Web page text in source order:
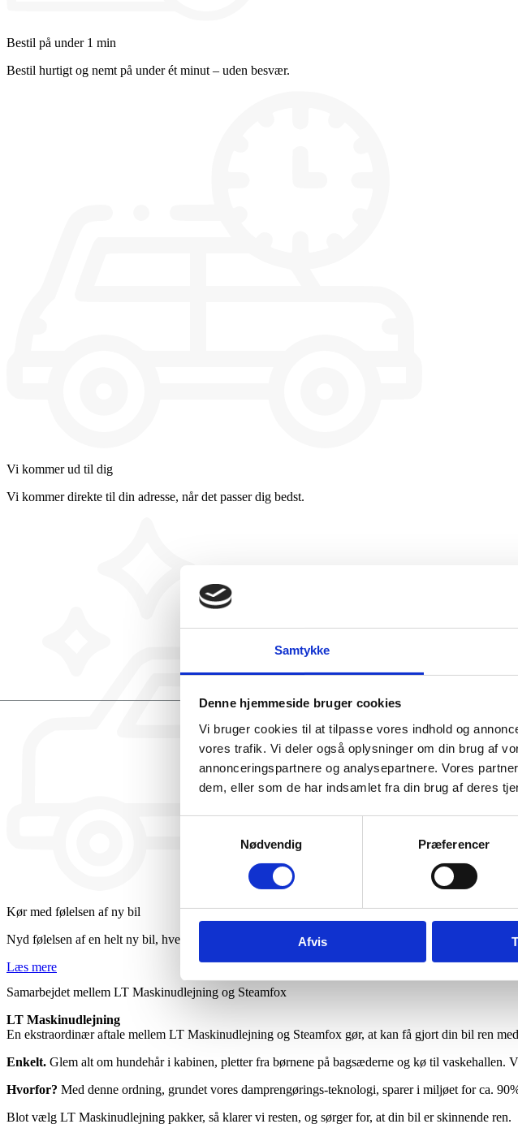
Samtykke
Denne hjemmeside bruger cookies
Vi bruger cookies til at tilpasse vores indhold og
vores trafik. Vi deler også oplysninger om din brug af
annonceringspartnere og analysepartnere. Vores
dem, eller som de har indsamlet fra din brug af deres
Nødvendig
Præferencer
Afvis
Bestil på under 1 min
Bestil hurtigt og nemt på under ét minut – uden besvær.
Vi kommer ud til dig
Vi kommer direkte til din adresse, når det passer dig bedst.
Kør med følelsen af ny bil
Nyd følelsen af en helt ny bil, hver gang du kører.
Læs mere
Samarbejdet mellem LT Maskinudlejning og Steamfox
LT Maskinudlejning
En ekstraordinær aftale mellem LT Maskinudlejning og Steamfox gør, at kan få gjort din bil ren
Enkelt. Glem alt om hundehår i kabinen, pletter fra børnene på bagsæderne og kø til vaskehallen.
Hvorfor? Med denne ordning, grundet vores damprengørings-teknologi, sparer i miljøet for ca.
Blot vælg LT Maskinudlejning pakker, så klarer vi resten, og sørger for, at din bil er skinnende ren.